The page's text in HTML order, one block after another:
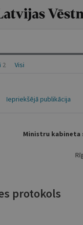
2 Visi
Iepriekšējā publikācija
Ministru kabineta
protokols